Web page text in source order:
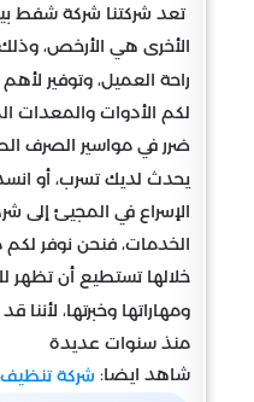
تعد شركتنا شركة شفط
الأخرى هي الأرخص،
راحة العميل، وتوفير
لكم الأدوات والمعدات
ضرر في مواسير الصرف
يحدث لديك تسرب، أو
الإسراع في المجيئ إلى
الخدمات، فنحن نوفر
خلالها تستطيع أن تظهر
ومهاراتها وخبرتها،
منذ سنوات عديدة
شاهد ايضا: شركة